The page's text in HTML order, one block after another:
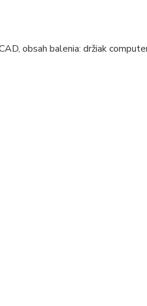
obsah balenia: držiak